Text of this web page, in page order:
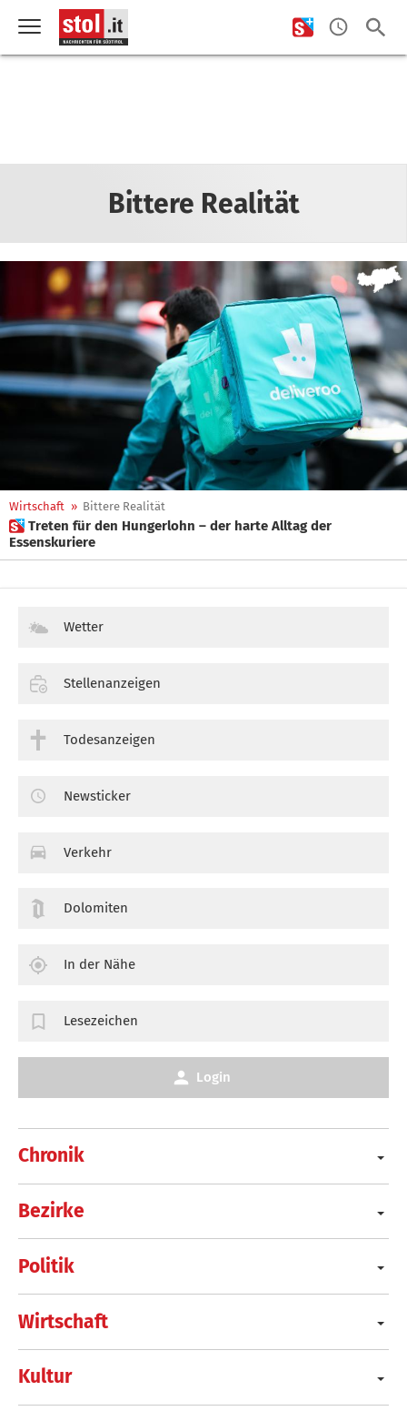
Bittere Realität
Wirtschaft » Bittere Realität
 Treten für den Hungerlohn – der harte Alltag der
Essenskuriere
Chronik
Bezirke
Politik
Wirtschaft
Kultur
Wetter
Stellenanzeigen
Todesanzeigen
Newsticker
Verkehr
Dolomiten
In der Nähe
Lesezeichen
Login